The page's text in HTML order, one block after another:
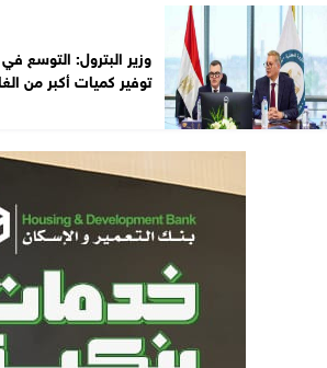
وزير البترول: التوسع
توفير كميات أكبر من